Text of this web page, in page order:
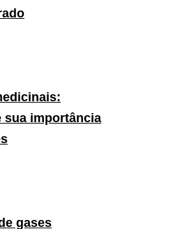
sua importância
gases